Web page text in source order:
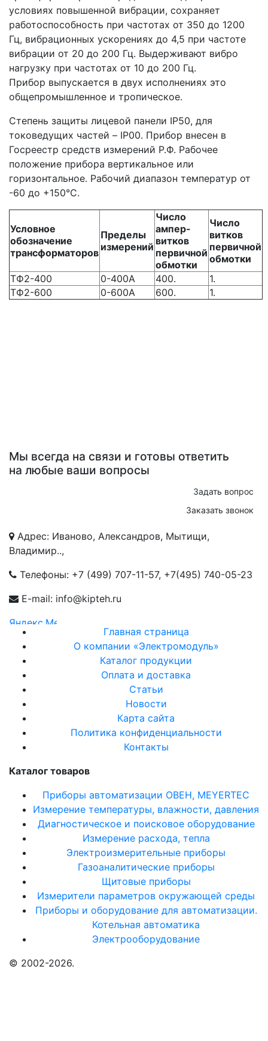
условиях повышенной вибрации, сохраняет
работоспособность при частотах от 350 до 1200
Гц, вибрационных ускорениях до 4,5 при частоте
вибрации от 20 до 200 Гц. Выдерживают вибро
нагрузку при частотах от 10 до 200 Гц.
Прибор выпускается в двух исполнениях это
общепромышленное и тропическое.
Степень защиты лицевой панели IP50, для
токоведущих частей – IP00. Прибор внесен в
Госреестр средств измерений Р.Ф. Рабочее
положение прибора вертикальное или
горизонтальное. Рабочий диапазон температур от
-60 до +150°С.
Условное
обозначение
трансформаторов
Пределы
измерений
Число
ампер-
витков
первичной
обмотки
Число
витков
первичной
обмотки
ТФ2-400
0-400А 400.
1.
ТФ2-600
0-600А 600. 1.
Мы всегда на связи и готовы ответить
на любые ваши вопросы
Задать вопрос
Заказать звонок
Адрес: Иваново, Александров, Мытищи,
Владимир..,
Телефоны: +7 (499) 707-11-57, +7(495) 740-05-23
E-mail: info@kipteh.ru
Главная страница
О компании «Электромодуль»
Каталог продукции
Оплата и доставка
Статьи
Новости
Карта сайта
Политика конфиденциальности
Контакты
Каталог товаров
Приборы автоматизации ОВЕН, MEYERTEC
Измерение температуры, влажности, давления
Диагностическое и поисковое оборудование
Измерение расхода, тепла
Электроизмерительные приборы
Газоаналитические приборы
Щитовые приборы
Измерители параметров окружающей среды
Приборы и оборудование для автоматизации.
Котельная автоматика
Электрооборудование
© 2002-2026.